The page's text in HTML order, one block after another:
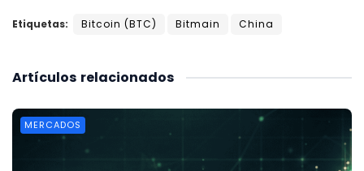
Etiquetas: Bitcoin (BTC) Bitmain China
relacionados
Artículos
MERCADOS